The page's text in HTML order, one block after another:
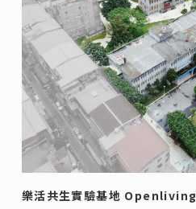
樂活共生實驗基地 Openliving